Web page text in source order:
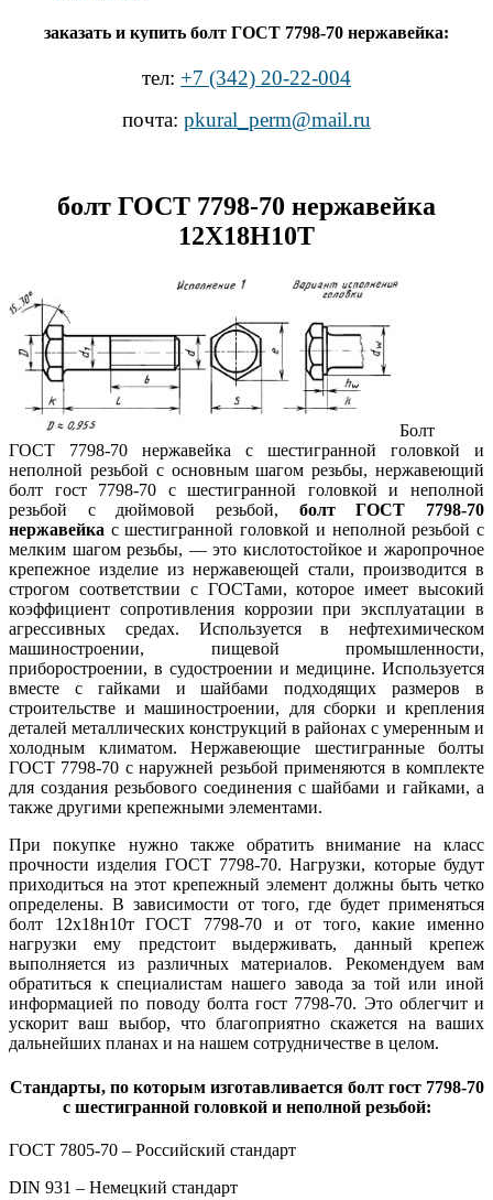
заказать и купить болт ГОСТ 7798-70 нержавейка:
тел: +7 (342) 20-22-004
почта: pkural_perm@mail.ru
болт ГОСТ 7798-70 нержавейка
12Х18Н10Т
Болт
ГОСТ 7798-70 нержавейка с шестигранной головкой и
неполной резьбой с основным шагом резьбы, нержавеющий
болт гост 7798-70 с шестигранной головкой и неполной
резьбой с дюймовой резьбой, болт ГОСТ 7798-70
нержавейка с шестигранной головкой и неполной резьбой с
мелким шагом резьбы, — это кислотостойкое и жаропрочное
крепежное изделие из нержавеющей стали, производится в
строгом соответствии с ГОСТами, которое имеет высокий
коэффициент сопротивления коррозии при эксплуатации в
агрессивных средах. Используется в нефтехимическом
машиностроении, пищевой промышленности,
приборостроении, в судостроении и медицине. Используется
вместе с гайками и шайбами подходящих размеров в
строительстве и машиностроении, для сборки и крепления
деталей металлических конструкций в районах с умеренным и
холодным климатом. Нержавеющие шестигранные болты
ГОСТ 7798-70 с наружней резьбой применяются в комплекте
для создания резьбового соединения с шайбами и гайками, а
также другими крепежными элементами.
При покупке нужно также обратить внимание на класс
прочности изделия ГОСТ 7798-70. Нагрузки, которые будут
приходиться на этот крепежный элемент должны быть четко
определены. В зависимости от того, где будет применяться
болт 12х18н10т ГОСТ 7798-70 и от того, какие именно
нагрузки ему предстоит выдерживать, данный крепеж
выполняется из различных материалов. Рекомендуем вам
обратиться к специалистам нашего завода за той или иной
информацией по поводу болта гост 7798-70. Это облегчит и
ускорит ваш выбор, что благоприятно скажется на ваших
дальнейших планах и на нашем сотрудничестве в целом.
Стандарты, по которым изготавливается болт гост 7798-70
с шестигранной головкой и неполной резьбой:
ГОСТ 7805-70 – Российский стандарт
DIN 931 – Немецкий стандарт